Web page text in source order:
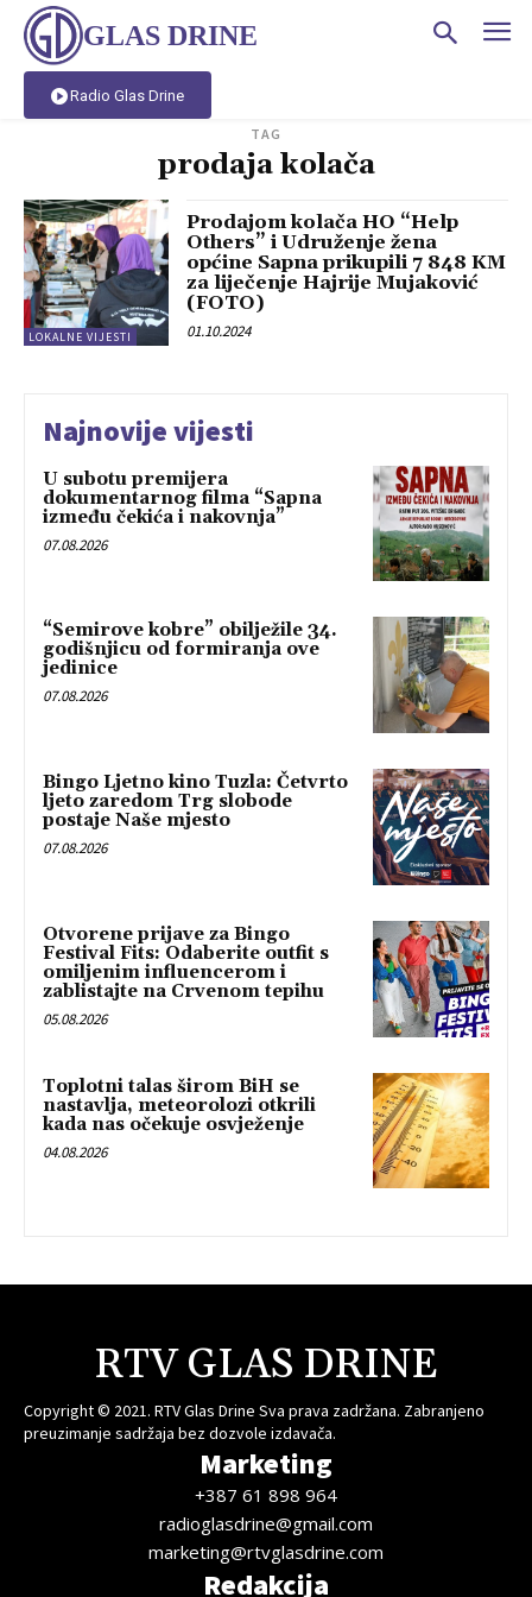
GLAS DRINE
Radio Glas Drine
TAG
prodaja kolača
LOKALNE VIJESTI
Prodajom kolača HO “Help
Others” i Udruženje žena
općine Sapna prikupili 7 848 KM
za liječenje Hajrije Mujaković
(FOTO)
01.10.2024
Najnovije vijesti
U subotu premijera
dokumentarnog filma “Sapna
između čekića i nakovnja”
07.08.2026
“Semirove kobre” obilježile 34.
godišnjicu od formiranja ove
jedinice
07.08.2026
Bingo Ljetno kino Tuzla: Četvrto
ljeto zaredom Trg slobode
postaje Naše mjesto
07.08.2026
Otvorene prijave za Bingo
Festival Fits: Odaberite outfit s
omiljenim influencerom i
zablistajte na Crvenom tepihu
05.08.2026
Toplotni talas širom BiH se
nastavlja, meteorolozi otkrili
kada nas očekuje osvježenje
04.08.2026
RTV GLAS DRINE
Copyright © 2021. RTV Glas Drine Sva prava zadržana. Zabranjeno
preuzimanje sadržaja bez dozvole izdavača.
Marketing
+387 61 898 964
radioglasdrine@gmail.com
marketing@rtvglasdrine.com
Redakcija